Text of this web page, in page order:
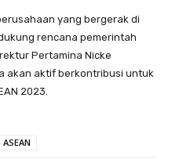
yang bergerak di
rencana pemerintah
Pertamina Nicke
akan aktif berkontribusi untuk
2023.